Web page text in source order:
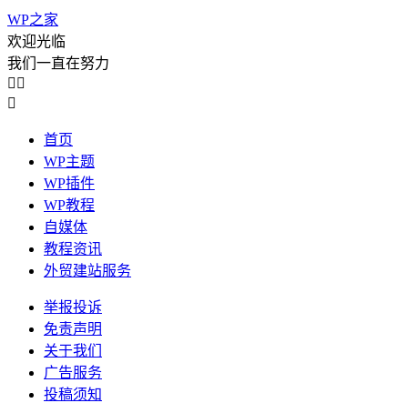
WP之家
欢迎光临
我们一直在努力
 

首页
WP主题
WP插件
WP教程
自媒体
教程资讯
外贸建站服务
举报投诉
免责声明
关于我们
广告服务
投稿须知